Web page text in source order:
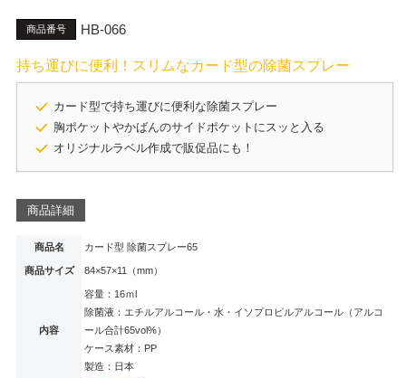
商品番号 HB-066
持ち運びに便利！スリムなカード型の除菌スプレー
カード型で持ち運びに便利な除菌スプレー
胸ポケットやかばんのサイドポケットにスッと入る
オリジナルラベル作成で販促品にも！
商品詳細
商品名 カード型 除菌スプレー65
商品サイズ 84×57×11（mm）
内容
容量：16ｍl
除菌液：エチルアルコール・水・イソプロピルアルコール（アルコ
ール合計65vol%）
ケース素材：PP
製造：日本